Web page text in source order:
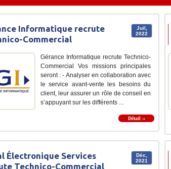
Juil,
2022
Informatique recrute
Commercial
Gérance Informatique recrute Technico-
Commercial Vos missions principales
seront : - Analyser en collaboration avec
le service avant-vente les besoins du
client, leur assurer un rôle de conseil en
s’appuyant sur les différents ...
Détail ››
Déc,
2021
Électronique Services
Technico-Commercial